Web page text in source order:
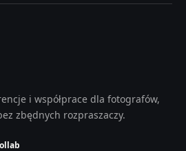
i współprace dla fotografów,
zbędnych rozpraszaczy.